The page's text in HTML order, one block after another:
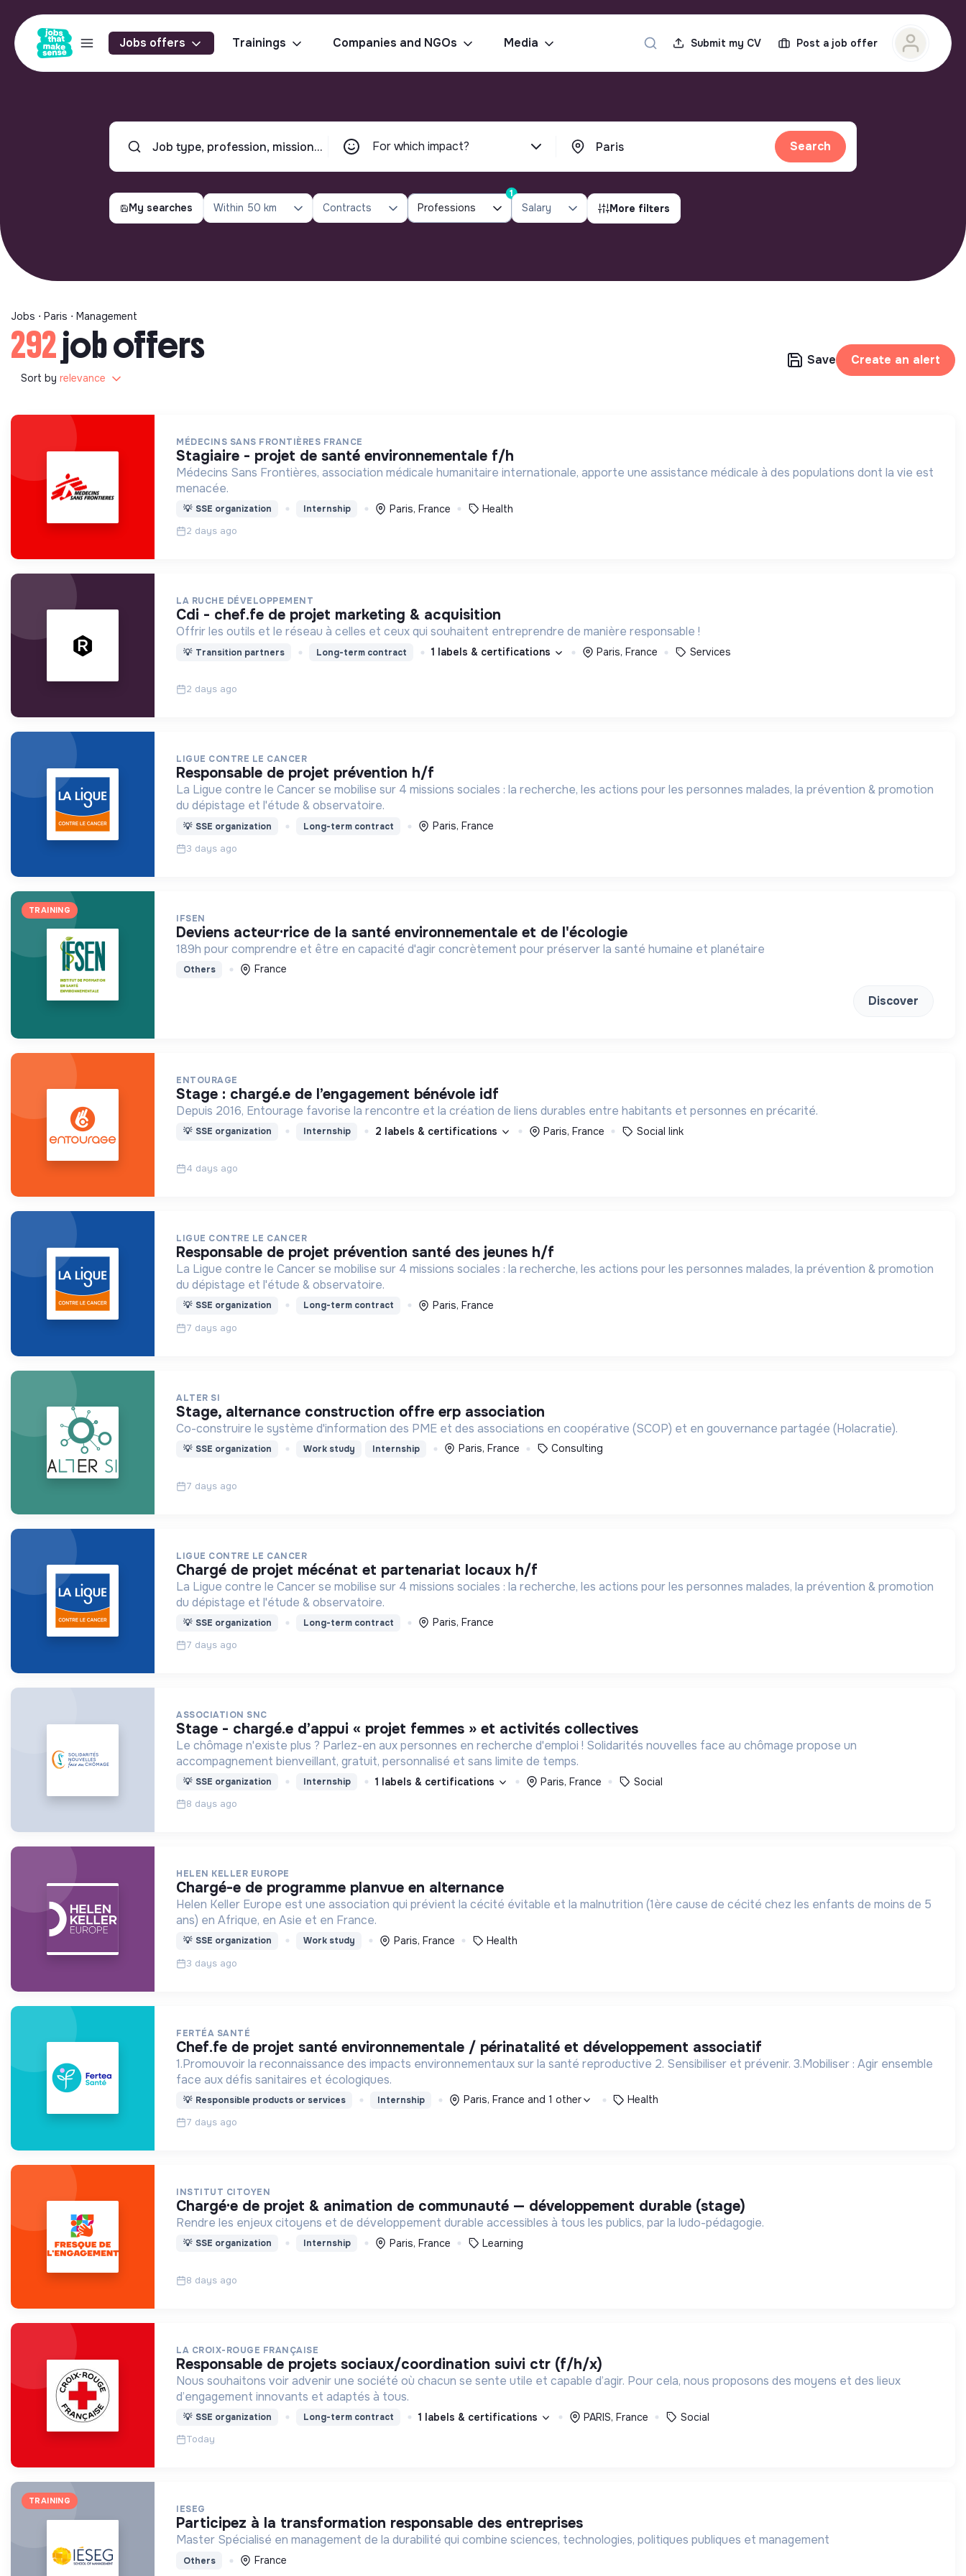
Jobs offers Trainings Companies and NGOs Media Submit my CV Post a job offer
For which impact? Search
My searches Within 50 km Contracts Professions
1
Salary More filters
Jobs ⋅ Paris ⋅ Management
292job offers
Sort by relevance
Save Create an alert
MÉDECINS SANS FRONTIÈRES FRANCE
stagiaire - projet de santé environnementale f/h
Médecins Sans Frontières, association médicale humanitaire internationale, apporte une assistance médicale à des populations dont la vie est
menacée.
💡 SSE organization Internship Paris, France Health
2 days ago
LA RUCHE DÉVELOPPEMENT
cdi - chef.fe de projet marketing & acquisition
Offrir les outils et le réseau à celles et ceux qui souhaitent entreprendre de manière responsable !
💡 Transition partners Long-term contract 1 labels & certifications Paris, France Services
2 days ago
LIGUE CONTRE LE CANCER
responsable de projet prévention h/f
La Ligue contre le Cancer se mobilise sur 4 missions sociales : la recherche, les actions pour les personnes malades, la prévention & promotion
du dépistage et l'étude & observatoire.
💡 SSE organization Long-term contract Paris, France
3 days ago
TRAINING
IFSEN
deviens acteur·rice de la santé environnementale et de l'écologie
189h pour comprendre et être en capacité d'agir concrètement pour préserver la santé humaine et planétaire
Others France
Discover
ENTOURAGE
stage : chargé.e de l’engagement bénévole idf
Depuis 2016, Entourage favorise la rencontre et la création de liens durables entre habitants et personnes en précarité.
💡 SSE organization Internship 2 labels & certifications Paris, France Social link
4 days ago
LIGUE CONTRE LE CANCER
responsable de projet prévention santé des jeunes h/f
La Ligue contre le Cancer se mobilise sur 4 missions sociales : la recherche, les actions pour les personnes malades, la prévention & promotion
du dépistage et l'étude & observatoire.
💡 SSE organization Long-term contract Paris, France
7 days ago
ALTER SI
stage, alternance construction offre erp association
Co-construire le système d'information des PME et des associations en coopérative (SCOP) et en gouvernance partagée (Holacratie).
💡 SSE organization Work study Internship Paris, France Consulting
7 days ago
LIGUE CONTRE LE CANCER
chargé de projet mécénat et partenariat locaux h/f
La Ligue contre le Cancer se mobilise sur 4 missions sociales : la recherche, les actions pour les personnes malades, la prévention & promotion
du dépistage et l'étude & observatoire.
💡 SSE organization Long-term contract Paris, France
7 days ago
ASSOCIATION SNC
stage - chargé.e d’appui « projet femmes » et activités collectives
Le chômage n'existe plus ? Parlez-en aux personnes en recherche d'emploi ! Solidarités nouvelles face au chômage propose un
accompagnement bienveillant, gratuit, personnalisé et sans limite de temps.
💡 SSE organization Internship 1 labels & certifications Paris, France Social
8 days ago
HELEN KELLER EUROPE
chargé-e de programme planvue en alternance
Helen Keller Europe est une association qui prévient la cécité évitable et la malnutrition (1ère cause de cécité chez les enfants de moins de 5
ans) en Afrique, en Asie et en France.
💡 SSE organization Work study Paris, France Health
3 days ago
FERTÉA SANTÉ
chef.fe de projet santé environnementale / périnatalité et développement associatif
1.Promouvoir la reconnaissance des impacts environnementaux sur la santé reproductive 2. Sensibiliser et prévenir. 3.Mobiliser : Agir ensemble
face aux défis sanitaires et écologiques.
💡 Responsible products or services Internship Paris, France and 1 other Health
7 days ago
INSTITUT CITOYEN
chargé·e de projet & animation de communauté — développement durable (stage)
Rendre les enjeux citoyens et de développement durable accessibles à tous les publics, par la ludo-pédagogie.
💡 SSE organization Internship Paris, France Learning
8 days ago
LA CROIX-ROUGE FRANÇAISE
responsable de projets sociaux/coordination suivi ctr (f/h/x)
Nous souhaitons voir advenir une société où chacun se sente utile et capable d’agir. Pour cela, nous proposons des moyens et des lieux
d’engagement innovants et adaptés à tous.
💡 SSE organization Long-term contract 1 labels & certifications PARIS, France Social
Today
TRAINING
IESEG
participez à la transformation responsable des entreprises
Master Spécialisé en management de la durabilité qui combine sciences, technologies, politiques publiques et management
Others France